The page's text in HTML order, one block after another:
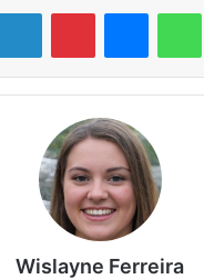
LinkedinPinterest
Wislayne Ferreira